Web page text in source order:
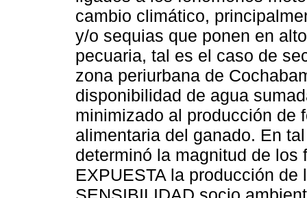
cambio climático,
y/o sequias que ponen en
pecuaria, tal es el caso de
zona periurbana de
disponibilidad de agua
minimizado al producción de
alimentaria del ganado. En
determinó la magnitud de
EXPUESTA la producción